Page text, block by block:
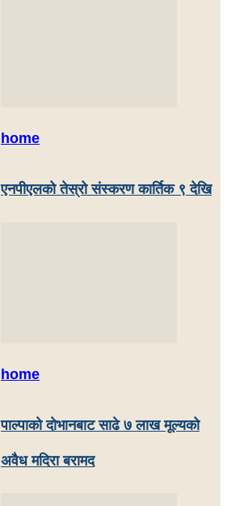
home
एनपीएलको तेस्रो संस्करण कार्तिक ९ देखि
home
पाल्पाकाे दाेभानबाट साढे ७ लाख मूल्यको
अवैध मदिरा बरामद